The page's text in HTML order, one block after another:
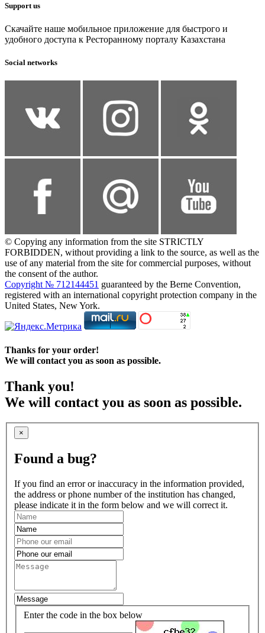
Support us
Скачайте наше мобильное приложение для быстрого и
удобного доступа к Ресторанному порталу Казахстана
Social networks
© Copying any information from the site STRICTLY
FORBIDDEN, without providing a link to the source, as well as the
use of any material from the site for commercial purposes, without
the consent of the author.
Copyright № 712144451 guaranteed by the Berne Convention,
registered with an international copyright protection company in the
United States, New York.
Thanks for your order!
We will contact you as soon as possible.
Thank you!
We will contact you as soon as possible.
×
Found a bug?
If you find an error or inaccuracy in the information provided,
the address or phone number of the institution has changed,
please indicate it in the form below and we will correct it.
Enter the code in the box below